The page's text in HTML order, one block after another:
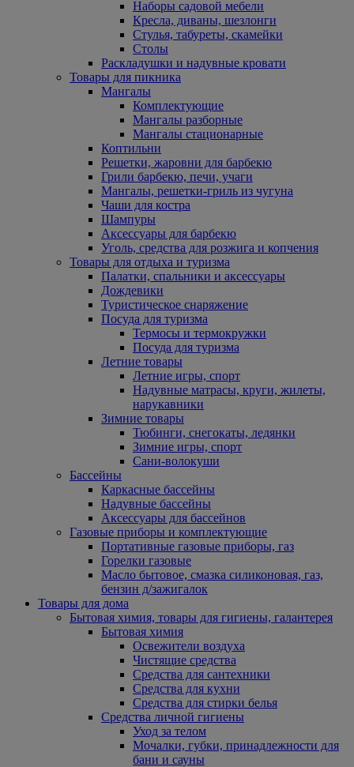
Наборы садовой мебели
Кресла, диваны, шезлонги
Стулья, табуреты, скамейки
Столы
Раскладушки и надувные кровати
Товары для пикника
Мангалы
Комплектующие
Мангалы разборные
Мангалы стационарные
Коптильни
Решетки, жаровни для барбекю
Грили барбекю, печи, учаги
Мангалы, решетки-гриль из чугуна
Чаши для костра
Шампуры
Аксессуары для барбекю
Уголь, средства для розжига и копчения
Товары для отдыха и туризма
Палатки, спальники и аксессуары
Дождевики
Туристическое снаряжение
Посуда для туризма
Термосы и термокружки
Посуда для туризма
Летние товары
Летние игры, спорт
Надувные матрасы, круги, жилеты,
нарукавники
Зимние товары
Тюбинги, снегокаты, ледянки
Зимние игры, спорт
Сани-волокуши
Бассейны
Каркасные бассейны
Надувные бассейны
Аксессуары для бассейнов
Газовые приборы и комплектующие
Портативные газовые приборы, газ
Горелки газовые
Масло бытовое, смазка силиконовая, газ,
бензин д/зажигалок
Товары для дома
Бытовая химия, товары для гигиены, галантерея
Бытовая химия
Освежители воздуха
Чистящие средства
Средства для сантехники
Средства для кухни
Средства для стирки белья
Средства личной гигиены
Уход за телом
Мочалки, губки, принадлежности для
бани и сауны